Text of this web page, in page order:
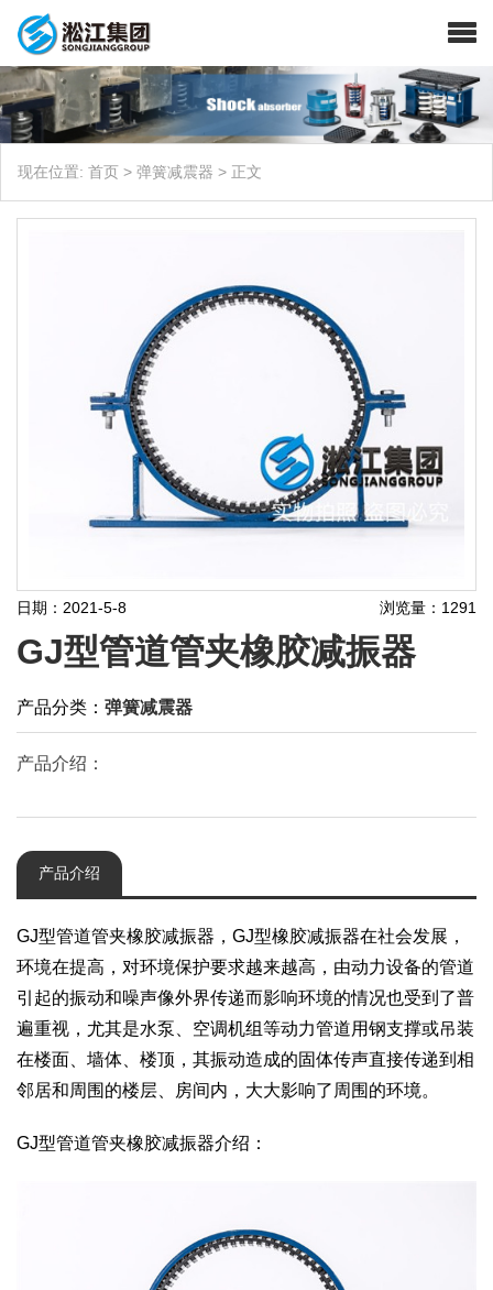
现在位置: 首页 > 弹簧减震器 > 正文
日期：2021-5-8 浏览量：1291
GJ型管道管夹橡胶减振器
产品分类： 弹簧减震器
产品介绍：
产品介绍
GJ型管道管夹橡胶减振器，GJ型橡胶减振器在社会发展，
环境在提高，对环境保护要求越来越高，由动力设备的管道
引起的振动和噪声像外界传递而影响环境的情况也受到了普
遍重视，尤其是水泵、空调机组等动力管道用钢支撑或吊装
在楼面、墙体、楼顶，其振动造成的固体传声直接传递到相
邻居和周围的楼层、房间内，大大影响了周围的环境。
GJ型管道管夹橡胶减振器介绍：